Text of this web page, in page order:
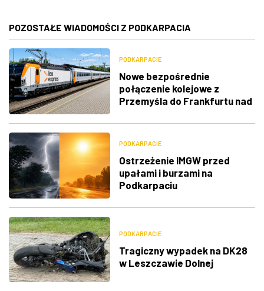
POZOSTAŁE WIADOMOŚCI Z PODKARPACIA
PODKARPACIE
Nowe bezpośrednie
połączenie kolejowe z
Przemyśla do Frankfurtu nad
PODKARPACIE
Ostrzeżenie IMGW przed
upałami i burzami na
Podkarpaciu
PODKARPACIE
Tragiczny wypadek na DK28
w Leszczawie Dolnej